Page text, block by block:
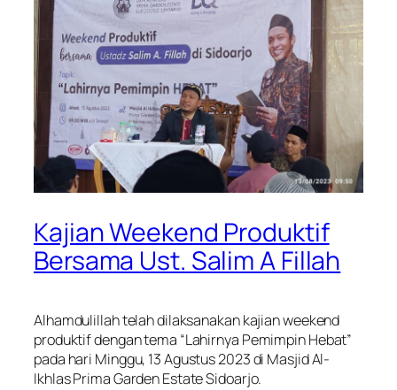
Kajian Weekend Produktif
Bersama Ust. Salim A Fillah
Alhamdulillah telah dilaksanakan kajian weekend
produktif dengan tema “Lahirnya Pemimpin Hebat”
pada hari Minggu, 13 Agustus 2023 di Masjid Al-
Ikhlas Prima Garden Estate Sidoarjo.